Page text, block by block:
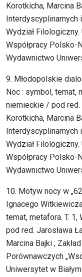
Korotkicha, Marcina
Interdyscyplinarnych
Wydział
Współpracy Polsko-
Wydawnictwo
9. Młodopolskie
Noc : symbol, temat,
niemieckie / pod
Korotkicha, Marcina
Interdyscyplinarnych
Wydział
Współpracy Polsko-
Wydawnictwo
10. Motyw nocy w
Ignacego
temat, metafora. T. 1,
pod red. Jarosława
Marcina Bajki ;
Porównawczych
Uniwersytet w